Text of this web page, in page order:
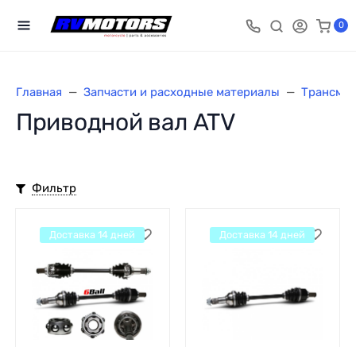
0
Главная Запчасти и расходные материалы
Приводной вал ATV
Фильтр
Доставка 14 дней Доставка 14 дней